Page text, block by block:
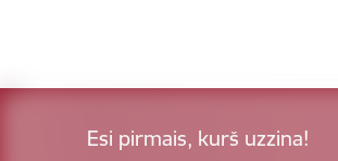
Esi pirmais, kurš uzzina!